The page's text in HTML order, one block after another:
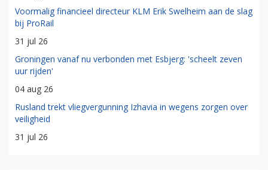
Voormalig financieel directeur KLM Erik Swelheim aan de slag
bij ProRail
31 jul 26
Groningen vanaf nu verbonden met Esbjerg: 'scheelt zeven
uur rijden'
04 aug 26
Rusland trekt vliegvergunning Izhavia in wegens zorgen over
veiligheid
31 jul 26